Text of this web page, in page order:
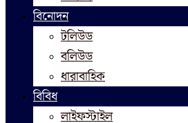
বিনোদন
টলিউড
বলিউড
ধারাবাহিক
বিবিধ
লাইফস্টাইল